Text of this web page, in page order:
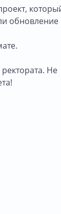
обновление
Не